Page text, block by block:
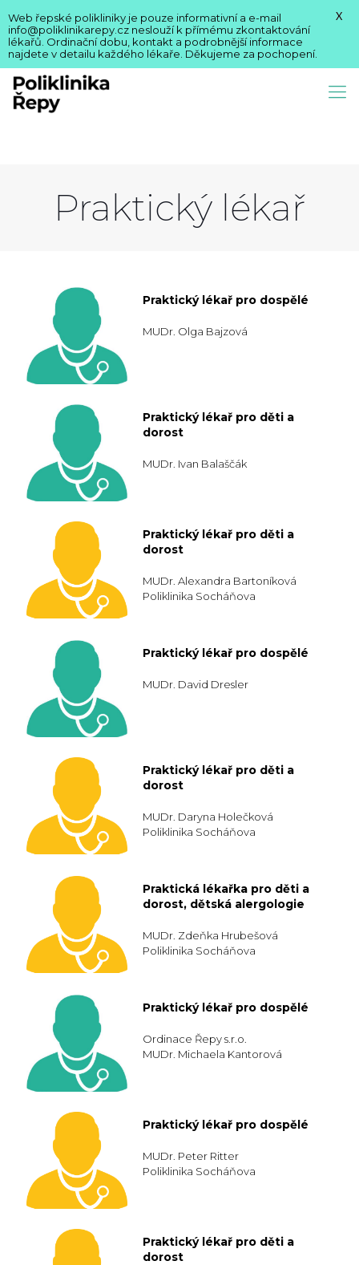
Praktický lékař
Praktický lékař pro dospělé
MUDr. Olga Bajzová
Praktický lékař pro děti a
dorost
MUDr. Ivan Balaščák
Praktický lékař pro děti a
dorost
MUDr. Alexandra Bartoníková
Poliklinika Socháňova
Praktický lékař pro dospělé
MUDr. David Dresler
Praktický lékař pro děti a
dorost
MUDr. Daryna Holečková
Poliklinika Socháňova
Praktická lékařka pro děti a
dorost, dětská alergologie
MUDr. Zdeňka Hrubešová
Poliklinika Socháňova
Praktický lékař pro dospělé
Ordinace Řepy s.r.o.
MUDr. Michaela Kantorová
Praktický lékař pro dospělé
MUDr. Peter Ritter
Poliklinika Socháňova
Praktický lékař pro děti a
dorost
Web řepské polikliniky je pouze informativní a e-mail
info@poliklinikarepy.cz neslouží k přímému zkontaktování
lékařů. Ordinační dobu, kontakt a podrobnější informace
najdete v detailu každého lékaře. Děkujeme za pochopení.
X